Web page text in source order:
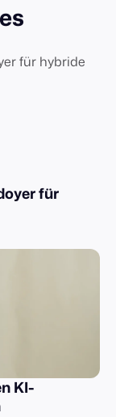
für
KI-